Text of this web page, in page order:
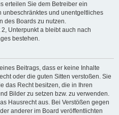
erteilen Sie dem Betreiber ein
unbeschränktes und unentgeltliches
des Boards zu nutzen.
Unterpunkt a bleibt auch nach
bestehen.
Beitrags, dass er keine Inhalte
oder die guten Sitten verstoßen. Sie
das Recht besitzen, die in Ihren
Bilder zu setzen bzw. zu verwenden.
Hausrecht aus. Bei Verstößen gegen
anderer im Board veröffentlichten